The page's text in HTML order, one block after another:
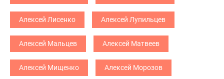
Алексей Лисенко Алексей Лупильцев
Алексей Мальцев Алексей Матвеев
Алексей Мищенко Алексей Морозов